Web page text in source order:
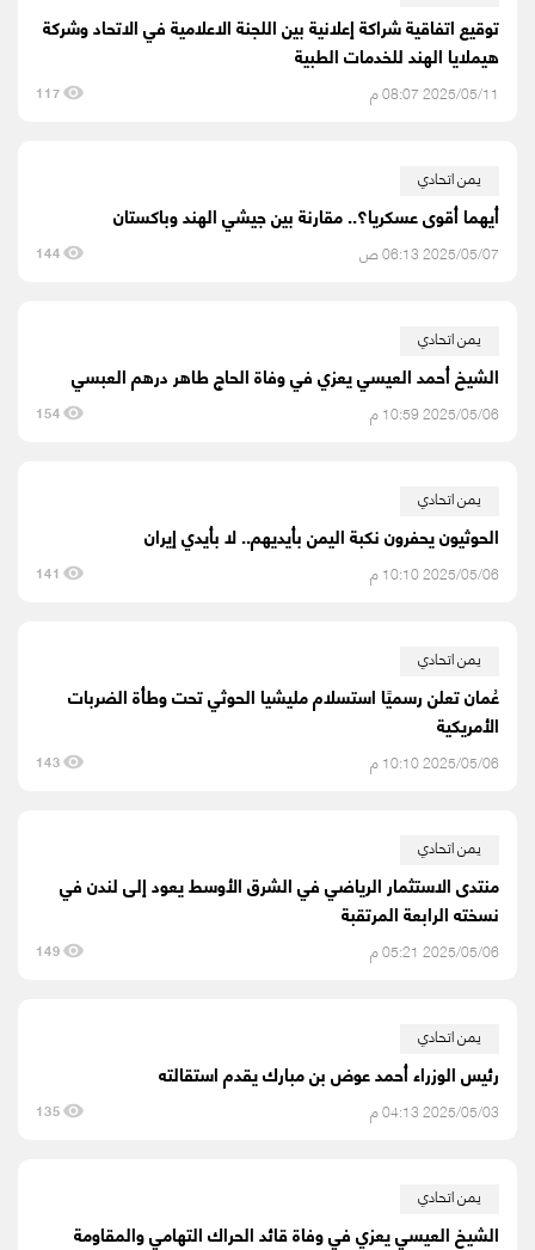
توقيع اتفاقية شراكة إعلانية بين اللجنة الاعلامية في الاتحاد وشركة
هيملايا الهند للخدمات الطبية
2025/05/11 08:07 م 117
يمن اتحادي
أيهما أقوى عسكريا؟.. مقارنة بين جيشي الهند وباكستان
2025/05/07 06:13 ص 144
يمن اتحادي
الشيخ أحمد العيسي يعزي في وفاة الحاج طاهر درهم العبسي
2025/05/06 10:59 م 154
يمن اتحادي
الحوثيون يحفرون نكبة اليمن بأيديهم.. لا بأيدي إيران
2025/05/06 10:10 م 141
يمن اتحادي
عُمان تعلن رسميًا استسلام مليشيا الحوثي تحت وطأة الضربات
الأمريكية
2025/05/06 10:10 م 143
يمن اتحادي
منتدى الاستثمار الرياضي في الشرق الأوسط يعود إلى لندن في
نسخته الرابعة المرتقبة
2025/05/06 05:21 م 149
يمن اتحادي
رئيس الوزراء أحمد عوض بن مبارك يقدم استقالته
2025/05/03 04:13 م 135
يمن اتحادي
الشيخ العيسي يعزي في وفاة قائد الحراك التهامي والمقاومة